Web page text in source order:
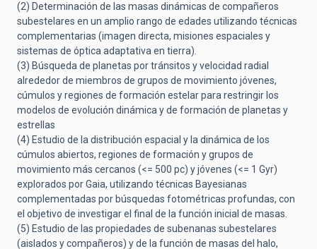
(2) Determinación de las masas dinámicas de compañeros
subestelares en un amplio rango de edades utilizando técnicas
complementarias (imagen directa, misiones espaciales y
sistemas de óptica adaptativa en tierra).
(3) Búsqueda de planetas por tránsitos y velocidad radial
alrededor de miembros de grupos de movimiento jóvenes,
cúmulos y regiones de formación estelar para restringir los
modelos de evolución dinámica y de formación de planetas y
estrellas
(4) Estudio de la distribución espacial y la dinámica de los
cúmulos abiertos, regiones de formación y grupos de
movimiento más cercanos (<= 500 pc) y jóvenes (<= 1 Gyr)
explorados por Gaia, utilizando técnicas Bayesianas
complementadas por búsquedas fotométricas profundas, con
el objetivo de investigar el final de la función inicial de masas.
(5) Estudio de las propiedades de subenanas subestelares
(aislados y compañeros) y de la función de masas del halo,